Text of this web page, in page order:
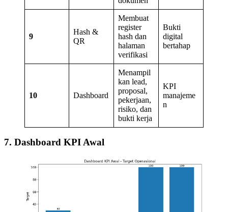
9
Hash &
QR
Membuat
register
hash dan
halaman
verifikasi
Bukti
digital
bertahap
10 Dashboard
Menampil
kan lead,
proposal,
pekerjaan,
risiko, dan
bukti kerja
KPI
manajeme
n
7. Dashboard KPI Awal